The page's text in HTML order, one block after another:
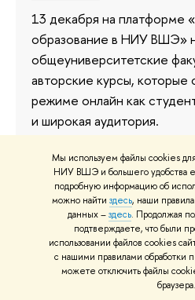
Мы используем файлы cookies
НИУ ВШЭ и большего удобства
подробную информацию об
можно найти здесь, наши
данных –здесь. Продолжая
подтверждаете, что были
использовании файлов cookies
с нашими правилами обработки
можете отключить файлы
браузера.
13 декабря на платформе
образование в НИУ ВШЭ»
общеуниверситетские
авторские курсы, которые
режиме онлайн как
и широкая аудитория.
«К нам идут, чтобы
практикующими